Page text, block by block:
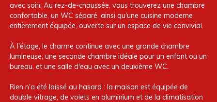
avec soin. Au rez-de-chaussée, vous trouverez une chambre
confortable, un WC séparé, ainsi qu'une cuisine moderne
entièrement équipée, ouverte sur un espace de vie convivial.
À l'étage, le charme continue avec une grande chambre
lumineuse, une seconde chambre idéale pour un enfant ou un
bureau, et une salle d'eau avec un deuxième WC.
Rien n'a été laissé au hasard : la maison est équipée de
double vitrage, de volets en aluminium et de la climatisation